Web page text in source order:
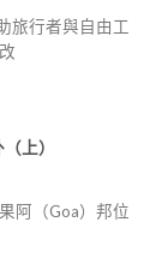
旅行者與自由工
上）
阿（Goa）邦位